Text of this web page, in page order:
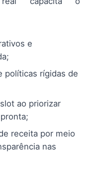
e
políticas rígidas de
ao priorizar
receita por meio
nas